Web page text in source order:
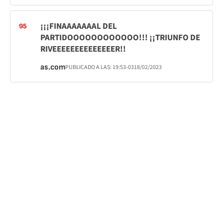
95
¡¡¡FINAAAAAAAL DEL
PARTIDOOOOOOOOOOOO!!! ¡¡TRIUNFO DE
RIVEEEEEEEEEEEEEER!!
as.comPUBLICADO A LAS: 19:53-0318/02/2023